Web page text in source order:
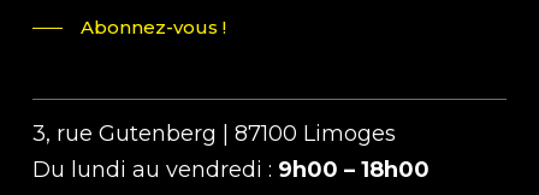
Abonnez-vous !
3, rue Gutenberg | 87100 Limoges
Du lundi au vendredi : 9h00 – 18h00